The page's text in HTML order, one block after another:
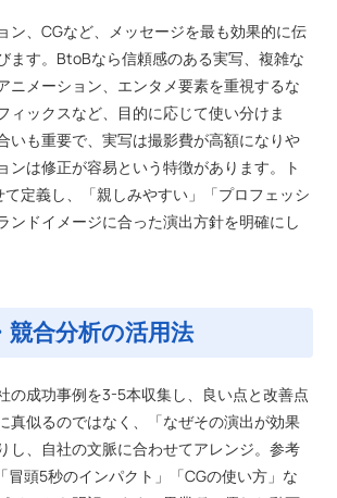
ン、CGなど、メッセージを最も効果的に伝
ます。BtoBなら信頼感のある実写、複雑な
ニメーション、エンタメ要素を重視するな
ィックスなど、目的に応じて使い分けま
いも重要で、実写は撮影費が高額になりや
ンは修正が容易という特徴があります。ト
定義し、「親しみやすい」「プロフェッシ
ンドイメージに合った演出方針を明確にし
競合分析の活用法
の成功事例を3-5本収集し、良い点と改善点
真似るのではなく、「なぜその演出が効果
し、自社の文脈に合わせてアレンジ。参考
冒頭5秒のインパクト」「CGの使い方」な